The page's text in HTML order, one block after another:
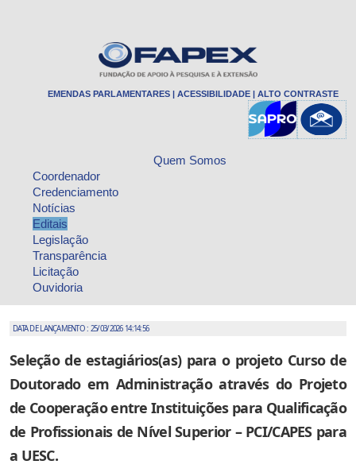
EMENDAS PARLAMENTARES ACESSIBILIDADE ALTO CONTRASTE
Quem Somos
Coordenador
Credenciamento
Notícias
Editais
Legislação
Transparência
Licitação
Ouvidoria
DATA DE LANÇAMENTO : 25/03/2026 14:14:56
Seleção de estagiários(as) para o projeto Curso de
Doutorado em Administração através do Projeto
de Cooperação entre Instituições para Qualificação
de Profissionais de Nível Superior – PCI/CAPES para
a UESC.